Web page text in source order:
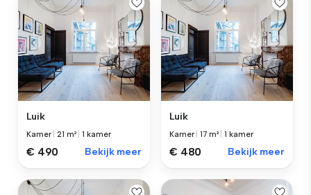
Luik
Kamer |21 m² |1 kamer
€ 490 Bekijk meer
Luik
Kamer |17 m² |1 kamer
€ 480 Bekijk meer